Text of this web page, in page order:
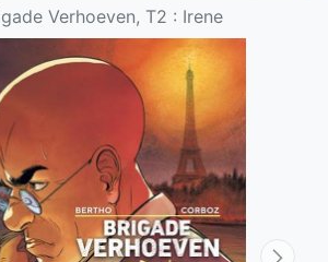
Verhoeven, T2 : Irene